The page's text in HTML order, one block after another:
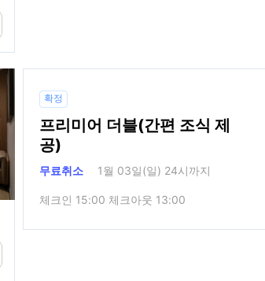
확정
프리미어 더블(간편 조식 제
공)
무료취소 1월 03일(일) 24시까지
체크인 15:00 체크아웃 13:00